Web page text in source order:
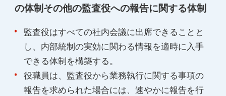
の体制その他の監査役への報告に関する体制
監査役はすべての社内会議に出席できることと
し、内部統制の実効に関わる情報を適時に入手
できる体制を構築する。
役職員は、監査役から業務執行に関する事項の
報告を求められた場合には、速やかに報告を行